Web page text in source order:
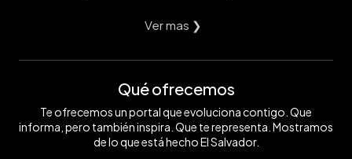
Ver mas ❯
Qué ofrecemos
Te ofrecemos un portal que evoluciona contigo. Que
informa, pero también inspira. Que te representa. Mostramos
de lo que está hecho El Salvador.